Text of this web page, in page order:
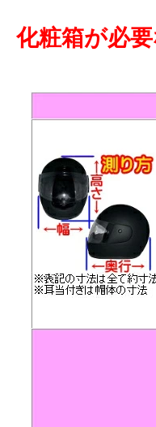
化粧箱が必